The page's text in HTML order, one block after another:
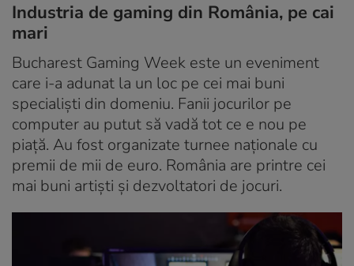
Industria de gaming din România, pe cai
mari
Bucharest Gaming Week este un eveniment
care i-a adunat la un loc pe cei mai buni
specialiști din domeniu. Fanii jocurilor pe
computer au putut să vadă tot ce e nou pe
piață. Au fost organizate turnee naționale cu
premii de mii de euro. România are printre cei
mai buni artiști și dezvoltatori de jocuri.